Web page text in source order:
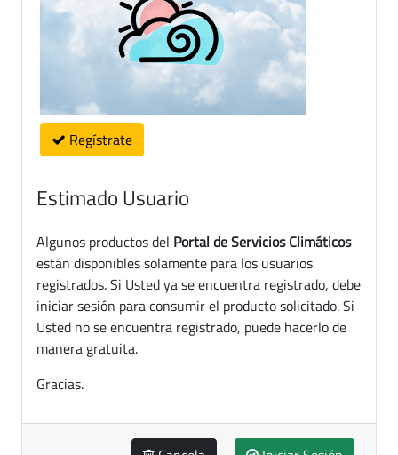
Regístrate
Estimado Usuario
Algunos productos del Portal de Servicios Climáticos
están disponibles solamente para los usuarios
registrados. Si Usted ya se encuentra registrado, debe
iniciar sesión para consumir el producto solicitado. Si
Usted no se encuentra registrado, puede hacerlo de
manera gratuita.
Gracias.